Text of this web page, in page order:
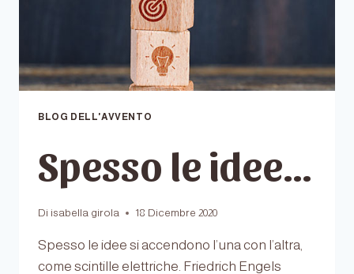
BLOG DELL'AVVENTO
Spesso le idee…
Di isabella girola 18 Dicembre 2020
Spesso le idee si accendono l’una con l’altra,
come scintille elettriche. Friedrich Engels